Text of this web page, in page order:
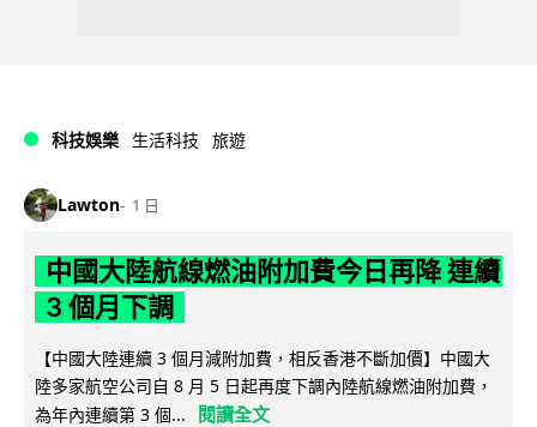
科技娛樂 生活科技 旅遊
Lawton 1 日
中國大陸航線燃油附加費今日再降 連續
3 個月下調
【中國大陸連續 3 個月減附加費，相反香港不斷加價】中國大
陸多家航空公司自 8 月 5 日起再度下調內陸航線燃油附加費，
為年內連續第 3 個...
閱讀全文